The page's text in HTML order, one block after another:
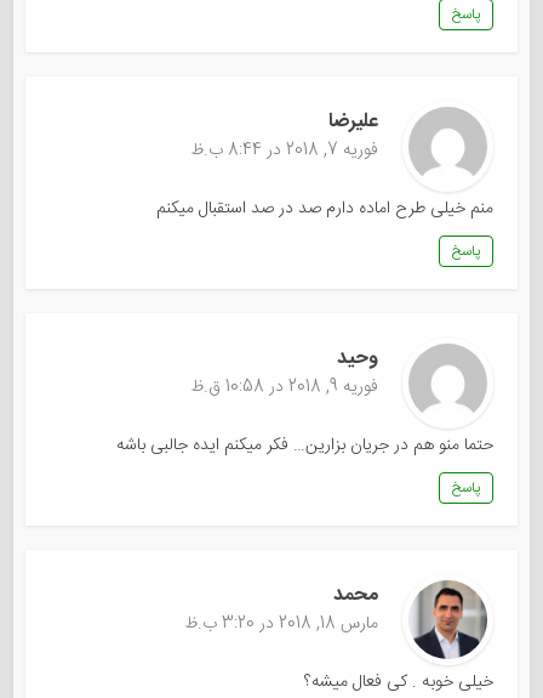
پاسخ
عليرضا
فوریه 7, 2018 در 8:44 ب.ظ
منم خیلی طرح اماده دارم صد در صد استقبال میکنم
پاسخ
وحید
فوریه 9, 2018 در 10:58 ق.ظ
حتما منو هم در جریان بزارین… فکر میکنم ایده جالبی باشه
پاسخ
محمد
مارس 18, 2018 در 3:20 ب.ظ
خیلی خوبه . کی فعال میشه؟